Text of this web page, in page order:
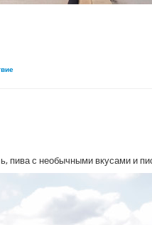
пива с необычными вкусами и